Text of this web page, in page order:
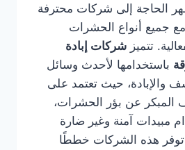
الحاجة إلى شركات محترفة
جميع أنواع الحشرات
تتميز شركات إبادة
باستخدامها لأحدث وسائل
والإبادة، حيث تعتمد على
المبكر عن بؤر الحشرات،
مبيدات آمنة وغير ضارة
توفر هذه الشركات خططًا